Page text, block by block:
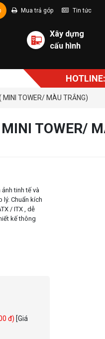
Mua trả góp Tin tức
Xây dựng
cấu hình
TOWER/ MÀU TRẮNG)
TOWER/
tinh tế và
Chuẩn kích
/ ITX , dễ
kế thông
đ) [Giá